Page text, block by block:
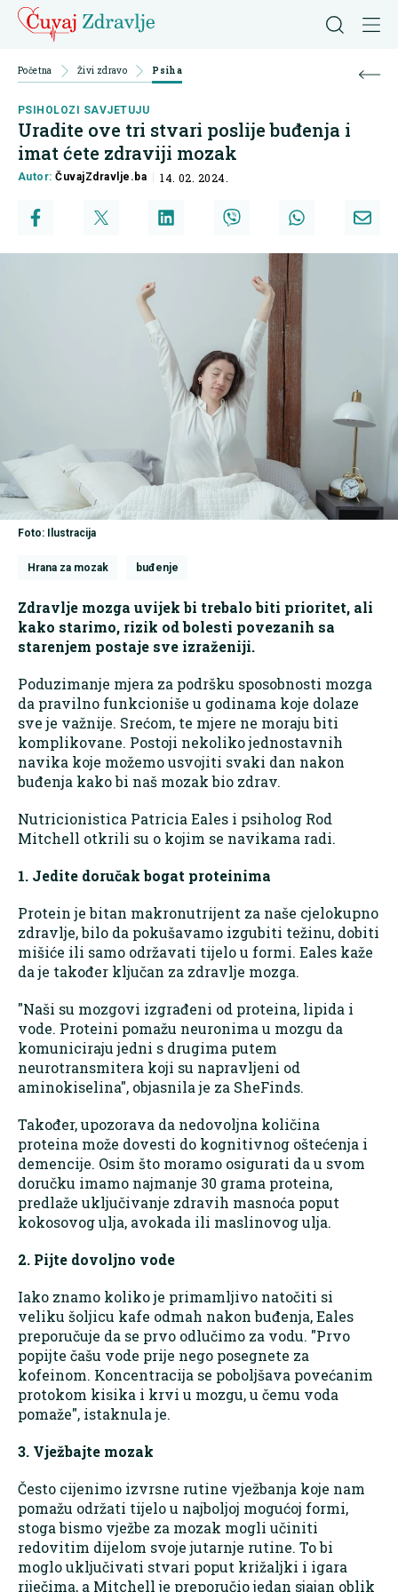
Početna Živi zdravo Psiha
PSIHOLOZI SAVJETUJU
Uradite ove tri stvari poslije buđenja i
imat ćete zdraviji mozak
Autor:ČuvajZdravlje.ba 14. 02. 2024.
Foto: Ilustracija
Hrana za mozak buđenje
Zdravlje mozga uvijek bi trebalo biti prioritet, ali
kako starimo, rizik od bolesti povezanih sa
starenjem postaje sve izraženiji.
Poduzimanje mjera za podršku sposobnosti mozga
da pravilno funkcioniše u godinama koje dolaze
sve je važnije. Srećom, te mjere ne moraju biti
komplikovane. Postoji nekoliko jednostavnih
navika koje možemo usvojiti svaki dan nakon
buđenja kako bi naš mozak bio zdrav.
Nutricionistica Patricia Eales i psiholog Rod
Mitchell otkrili su o kojim se navikama radi.
1. Jedite doručak bogat proteinima
Protein je bitan makronutrijent za naše cjelokupno
zdravlje, bilo da pokušavamo izgubiti težinu, dobiti
mišiće ili samo održavati tijelo u formi. Eales kaže
da je također ključan za zdravlje mozga.
"Naši su mozgovi izgrađeni od proteina, lipida i
vode. Proteini pomažu neuronima u mozgu da
komuniciraju jedni s drugima putem
neurotransmitera koji su napravljeni od
aminokiselina", objasnila je za SheFinds.
Također, upozorava da nedovoljna količina
proteina može dovesti do kognitivnog oštećenja i
demencije. Osim što moramo osigurati da u svom
doručku imamo najmanje 30 grama proteina,
predlaže uključivanje zdravih masnoća poput
kokosovog ulja, avokada ili maslinovog ulja.
2. Pijte dovoljno vode
Iako znamo koliko je primamljivo natočiti si
veliku šoljicu kafe odmah nakon buđenja, Eales
preporučuje da se prvo odlučimo za vodu. "Prvo
popijte čašu vode prije nego posegnete za
kofeinom. Koncentracija se poboljšava povećanim
protokom kisika i krvi u mozgu, u čemu voda
pomaže", istaknula je.
3. Vježbajte mozak
Često cijenimo izvrsne rutine vježbanja koje nam
pomažu održati tijelo u najboljoj mogućoj formi,
stoga bismo vježbe za mozak mogli učiniti
redovitim dijelom svoje jutarnje rutine. To bi
moglo uključivati stvari poput križaljki i igara
riječima, a Mitchell je preporučio jedan sjajan oblik